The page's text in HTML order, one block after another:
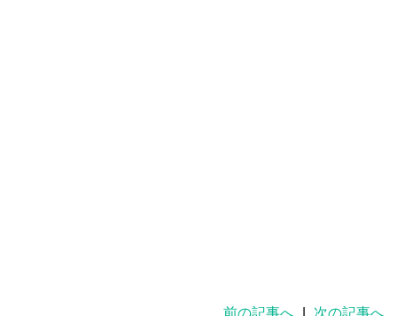
前の記事へ 次の記事へ